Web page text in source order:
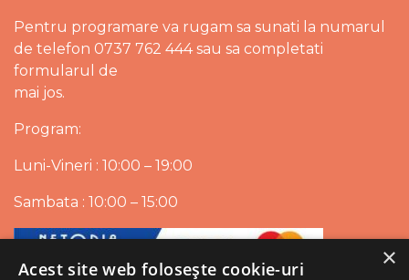
Pentru programare va rugam sa sunati la numarul
de telefon 0737 762 444 sau sa completati
formularul de
mai jos.
Program:
Luni-Vineri : 10:00 – 19:00
Sambata : 10:00 – 15:00
×
Acest site web folosește cookie-uri